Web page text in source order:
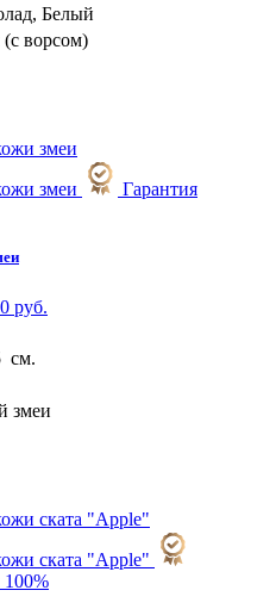
Белый
ворсом)
Гарантия
руб.
см.
змеи
100%